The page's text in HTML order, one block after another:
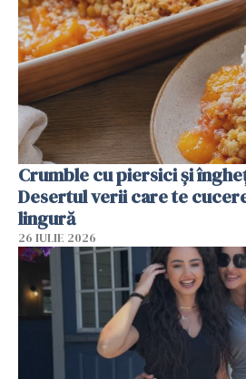
Crumble cu piersici și
Desertul verii care te
lingură
26 IULIE 2026